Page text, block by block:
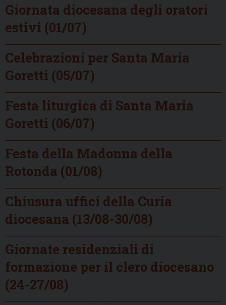
Giornata diocesana degli oratori
estivi (01/07)
Celebrazioni per Santa Maria
Goretti (05/07)
Festa liturgica di Santa Maria
Goretti (06/07)
Festa della Madonna della
Rotonda (01/08)
Chiusura uffici della Curia
diocesana (13/08-30/08)
Giornate residenziali di
formazione per il clero diocesano
(24-27/08)